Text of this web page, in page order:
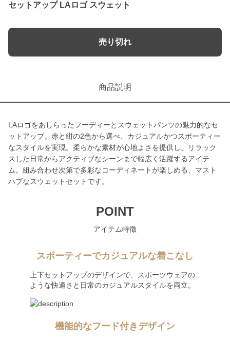
セットアップ LAロゴ スウェット
売り切れ
商品説明
LAロゴをあしらったフーディーとスウェットパンツの魅力的なセ
ットアップ。赤と紺の2色から選べ、カジュアルかつスポーティー
なスタイルを実現。柔らかな素材が心地よさを提供し、リラック
スした日常からアクティブなシーンまで幅広く活躍するアイテ
ム。組み合わせ次第で多彩なコーディネートが楽しめる、マスト
ハブなスウェットセットです。
POINT
アイテム特徴
スポーティーでカジュアルな着こなし
上下セットアップのデザインで、スポーツウェアの
ような快適さと日常のカジュアルスタイルを両立。
機能的なフード付きデザイン